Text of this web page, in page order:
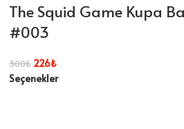
The Squid Game Kupa
#003
300₺ 226₺
Seçenekler